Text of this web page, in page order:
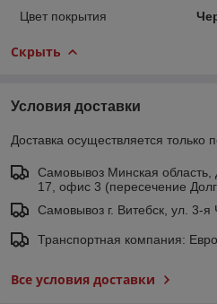
Цвет покрытия
Скрыть
Условия доставки
Доставка осуществляется только
Самовывоз Минская область,
17, офис 3 (пересечение
Самовывоз г. Витебск, ул. 3-
Транспортная компания:
Все условия доставки